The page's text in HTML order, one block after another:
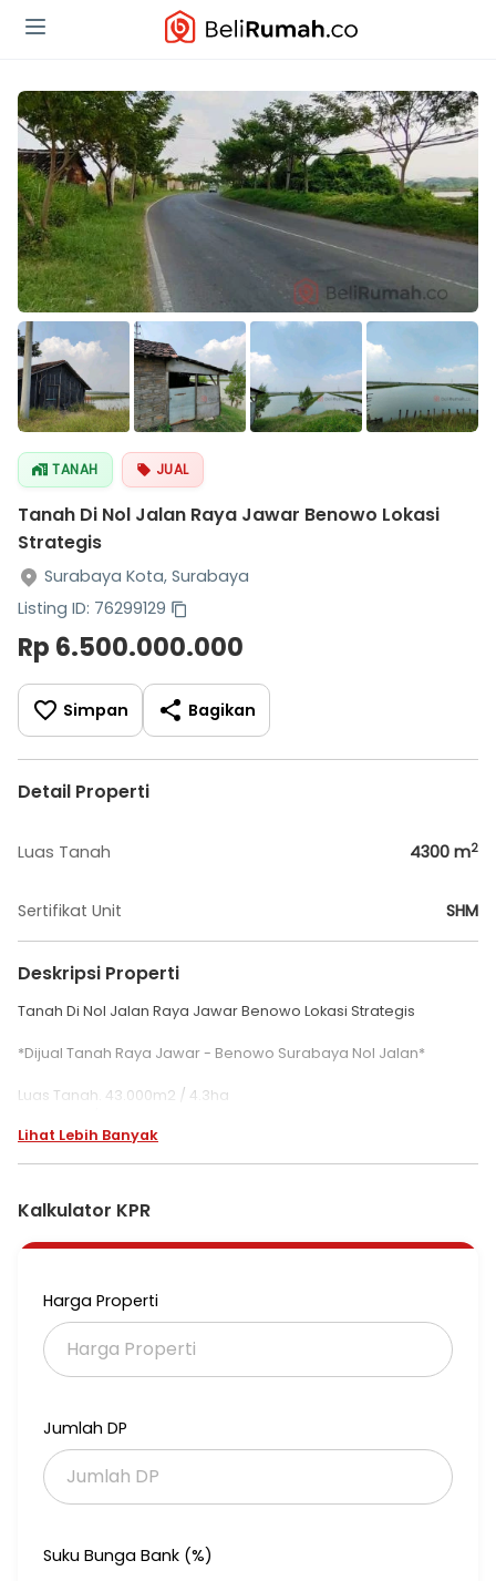
TANAH JUAL
Tanah Di Nol Jalan Raya Jawar Benowo Lokasi
Strategis
Surabaya Kota, Surabaya
Listing ID: 76299129
Rp 6.500.000.000
Simpan Bagikan
Detail Properti
Luas Tanah 4300 m2
Sertifikat Unit SHM
Deskripsi Properti
Tanah Di Nol Jalan Raya Jawar Benowo Lokasi Strategis
*Dijual Tanah Raya Jawar - Benowo Surabaya Nol Jalan*
Luas Tanah. 43.000m2 / 4.3ha
Barat
*Harga : 1.5jt per meter nego*
* 2km dari Gelora Bung Tomo
* Cocok untuk komplek pergudangan atau pabrik
Lihat Lebih Banyak
Kalkulator KPR
Harga Properti
Jumlah DP
Suku Bunga Bank (%)